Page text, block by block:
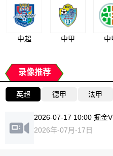
中超 中甲 中
录像推荐
英超 德甲 法甲
2026-07-17 10:00 掘金
2026年-07月-17日